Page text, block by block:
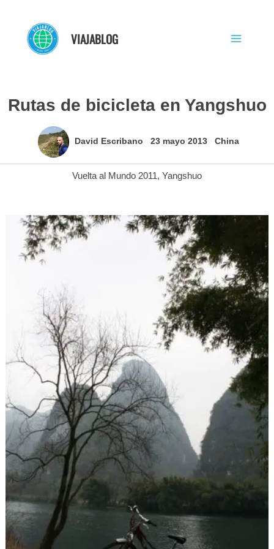
contenido
VIAJABLOG
Rutas de bicicleta en Yangshuo
David Escribano 23 mayo 2013 China
Vuelta al Mundo 2011, Yangshuo